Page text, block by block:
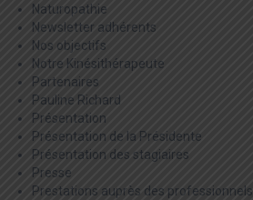
Naturopathie
Newsletter adhérents
Nos objectifs
Notre Kinésithérapeute
Partenaires
Pauline Richard
Présentation
Présentation de la Présidente
Présentation des stagiaires
Presse
Prestations auprès des professionnels